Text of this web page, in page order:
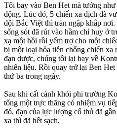
Tôi bay vào Ben Het mà tưởng
động. Lúc đó, 5 chiến xa địch đã
đội Bắc Việt thì tràn ngập khắp
sống sót đã rút vào hầm chỉ huy ở
xạ một hồi rồi yểm trợ cho một
bị một loại hỏa tiễn chống chiến xa
đạn dược, chúng tôi lại bay về
nhiên liệu. Rồi quay trở lại Ben
thứ ba trong ngày.
Sau khi cất cánh khỏi phi trường
tống một trực thăng có nhiệm vụ
đó, đạn của lực lượng cố thủ đã
xa thì đã hết sạch.